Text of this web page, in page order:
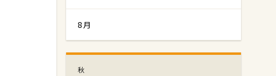
8月
秋